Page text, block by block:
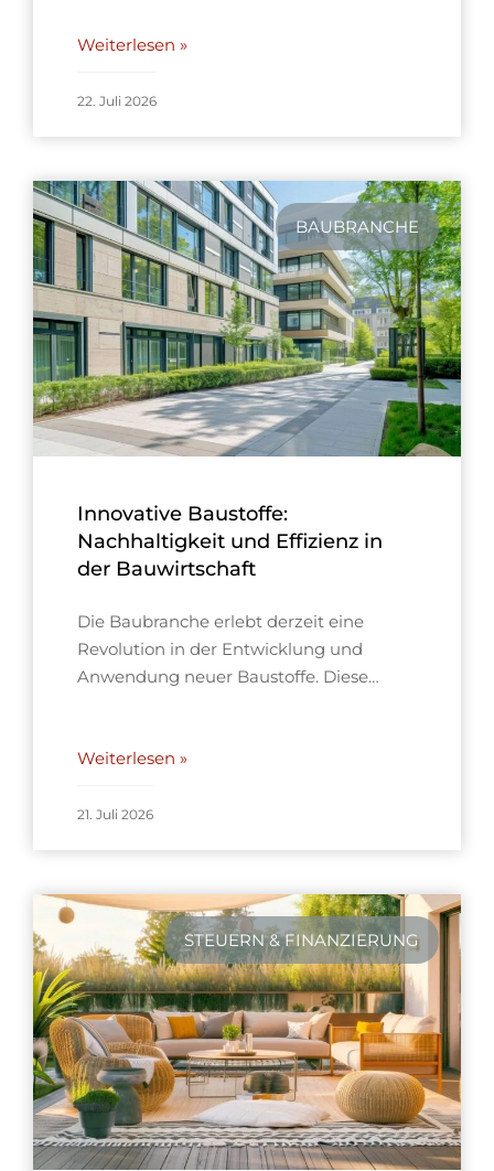
Weiterlesen »
22. Juli 2026
BAUBRANCHE
Innovative Baustoffe:
Nachhaltigkeit und Effizienz in
der Bauwirtschaft
Die Baubranche erlebt derzeit eine
Revolution in der Entwicklung und
Anwendung neuer Baustoffe. Diese…
Weiterlesen »
21. Juli 2026
STEUERN & FINANZIERUNG